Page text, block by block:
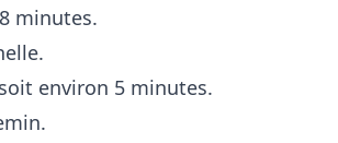
minutes.
environ 5 minutes.